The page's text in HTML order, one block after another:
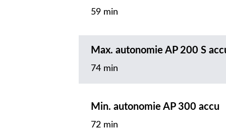
59 min
Max. autonomie AP 200 S
74 min
Min. autonomie AP 300 accu
72 min